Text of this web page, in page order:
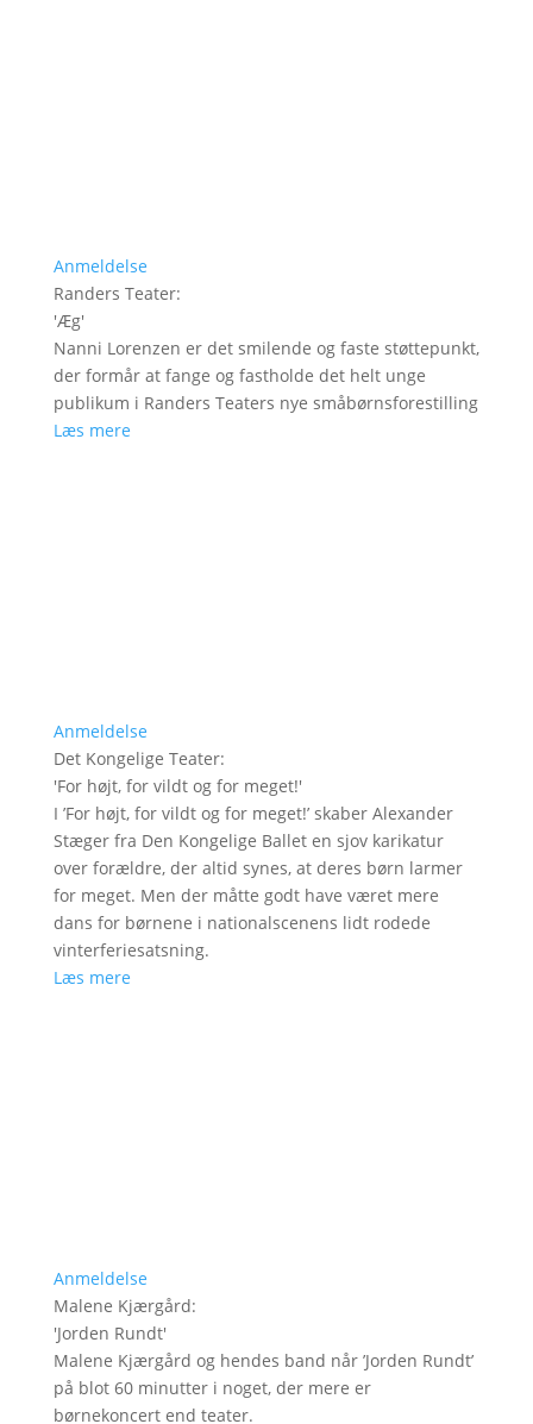
Anmeldelse
Randers Teater:
'Æg'
Nanni Lorenzen er det smilende og faste støttepunkt,
der formår at fange og fastholde det helt unge
publikum i Randers Teaters nye småbørnsforestilling
Læs mere
Anmeldelse
Det Kongelige Teater:
'For højt, for vildt og for meget!'
I ’For højt, for vildt og for meget!’ skaber Alexander
Stæger fra Den Kongelige Ballet en sjov karikatur
over forældre, der altid synes, at deres børn larmer
for meget. Men der måtte godt have været mere
dans for børnene i nationalscenens lidt rodede
vinterferiesatsning.
Læs mere
Anmeldelse
Malene Kjærgård:
'Jorden Rundt'
Malene Kjærgård og hendes band når ’Jorden Rundt’
på blot 60 minutter i noget, der mere er
børnekoncert end teater.